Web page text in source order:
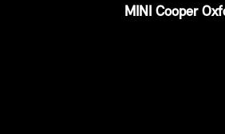
MINI Cooper